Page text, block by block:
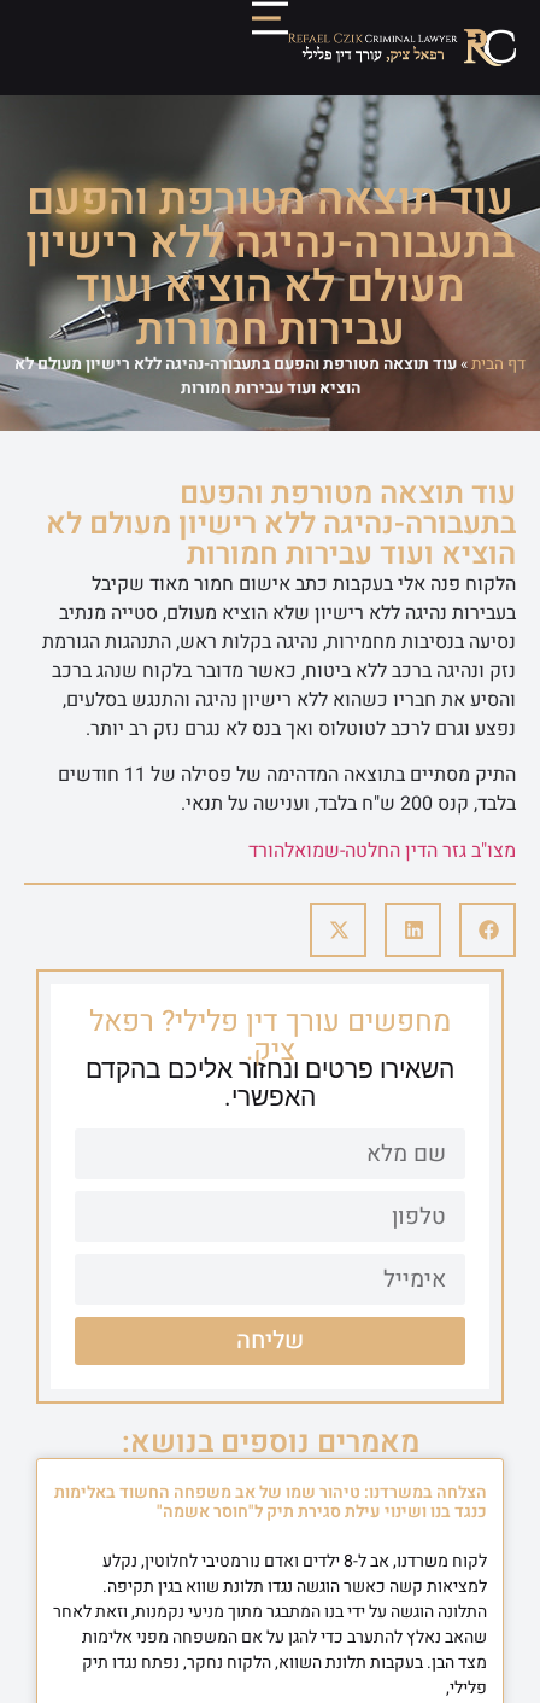
עוד תוצאה מטורפת והפעם
בתעבורה-נהיגה ללא רישיון
מעולם לא הוציא ועוד
עבירות חמורות
דף הבית»עוד תוצאה מטורפת והפעם בתעבורה-נהיגה ללא רישיון מעולם לא
הוציא ועוד עבירות חמורות
עוד תוצאה מטורפת והפעם
בתעבורה-נהיגה ללא רישיון מעולם לא
הוציא ועוד עבירות חמורות
הלקוח פנה אלי בעקבות כתב אישום חמור מאוד שקיבל
בעבירות נהיגה ללא רישיון שלא הוציא מעולם, סטייה מנתיב
נסיעה בנסיבות מחמירות, נהיגה בקלות ראש, התנהגות הגורמת
נזק ונהיגה ברכב ללא ביטוח, כאשר מדובר בלקוח שנהג ברכב
והסיע את חבריו כשהוא ללא רישיון נהיגה והתנגש בסלעים,
נפצע וגרם לרכב לטוטלוס ואך בנס לא נגרם נזק רב יותר.
התיק מסתיים בתוצאה המדהימה של פסילה של 11 חודשים
בלבד, קנס 200 ש"ח בלבד, וענישה על תנאי.
מצו"ב גזר הדין החלטה-שמואלהורד
מחפשים עורך דין פלילי? רפאל
ציק.
השאירו פרטים ונחזור אליכם בהקדם
האפשרי.
שליחה
מאמרים נוספים בנושא:
הצלחה במשרדנו: טיהור שמו של אב משפחה החשוד באלימות
כנגד בנו ושינוי עילת סגירת תיק ל"חוסר אשמה"
לקוח משרדנו, אב ל-8 ילדים ואדם נורמטיבי לחלוטין, נקלע
למציאות קשה כאשר הוגשה נגדו תלונת שווא בגין תקיפה.
התלונה הוגשה על ידי בנו המתבגר מתוך מניעי נקמנות, וזאת לאחר
שהאב נאלץ להתערב כדי להגן על אם המשפחה מפני אלימות
מצד הבן. בעקבות תלונת השווא, הלקוח נחקר, נפתח נגדו תיק
פלילי,